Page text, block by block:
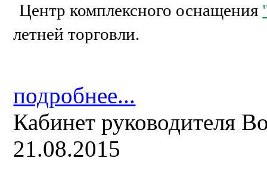
Центр комплексного оснащения
летней торговли.
подробнее...
Кабинет руководителя
21.08.2015